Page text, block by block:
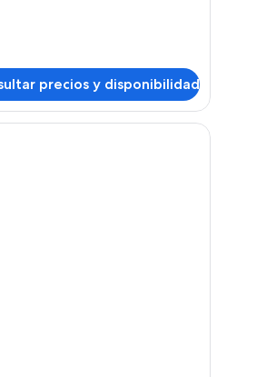
precios y disponibilidad